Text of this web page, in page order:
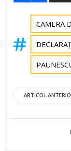
CAMERA
Post
ARTICOL